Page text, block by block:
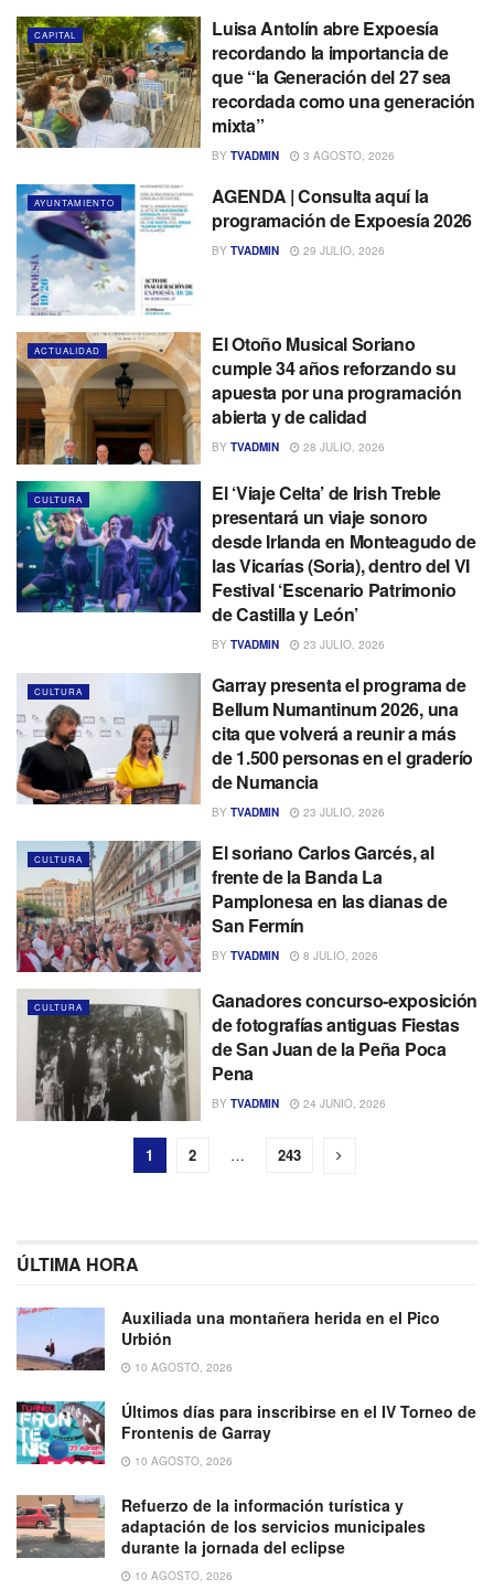
CAPITAL
Luisa Antolín abre Expoesía
recordando la importancia de
que “la Generación del 27 sea
recordada como una generación
mixta”
BY TVADMIN 3 AGOSTO, 2026
AYUNTAMIENTO
AGENDA | Consulta aquí la
programación de Expoesía 2026
BY TVADMIN 29 JULIO, 2026
ACTUALIDAD
El Otoño Musical Soriano
cumple 34 años reforzando su
apuesta por una programación
abierta y de calidad
BY TVADMIN 28 JULIO, 2026
CULTURA
El ‘Viaje Celta’ de Irish Treble
presentará un viaje sonoro
desde Irlanda en Monteagudo de
las Vicarías (Soria), dentro del VI
Festival ‘Escenario Patrimonio
de Castilla y León’
BY TVADMIN 23 JULIO, 2026
CULTURA
Garray presenta el programa de
Bellum Numantinum 2026, una
cita que volverá a reunir a más
de 1.500 personas en el graderío
de Numancia
BY TVADMIN 23 JULIO, 2026
CULTURA
El soriano Carlos Garcés, al
frente de la Banda La
Pamplonesa en las dianas de
San Fermín
BY TVADMIN 8 JULIO, 2026
CULTURA
Ganadores concurso-exposición
de fotografías antiguas Fiestas
de San Juan de la Peña Poca
Pena
BY TVADMIN 24 JUNIO, 2026
1 2 … 243
ÚLTIMA HORA
Auxiliada una montañera herida en el Pico
Urbión
10 AGOSTO, 2026
Últimos días para inscribirse en el IV Torneo de
Frontenis de Garray
10 AGOSTO, 2026
Refuerzo de la información turística y
adaptación de los servicios municipales
durante la jornada del eclipse
10 AGOSTO, 2026